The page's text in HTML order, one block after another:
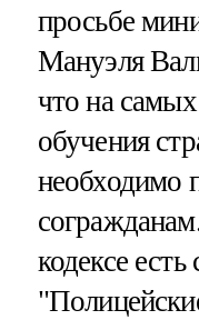
просьбе
Мануэля
что на
обучения
необходимо
кодексе